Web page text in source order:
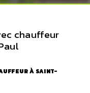
chauffeur
À SAINT-